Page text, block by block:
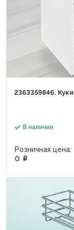
2363359846.
В наличии
Розничная цена:
0
p